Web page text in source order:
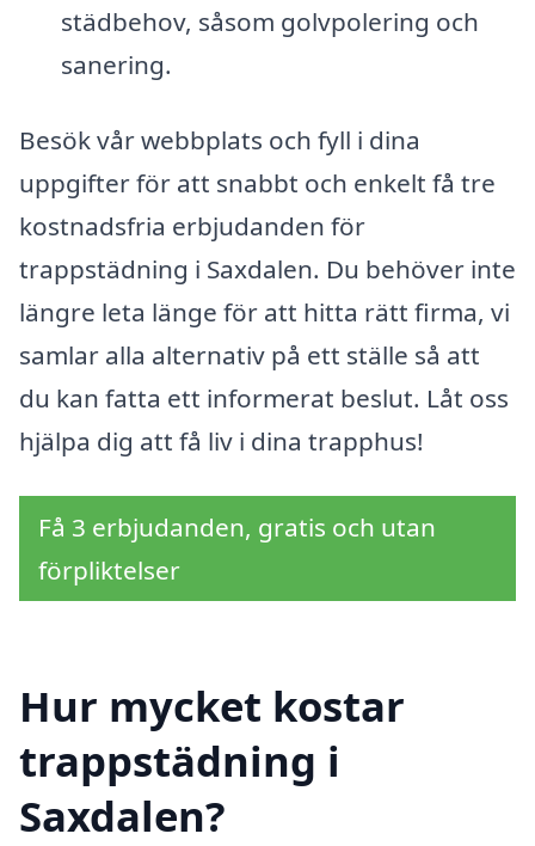
städbehov, såsom golvpolering och
sanering.
Besök vår webbplats och fyll i dina
uppgifter för att snabbt och enkelt få tre
kostnadsfria erbjudanden för
trappstädning i Saxdalen. Du behöver inte
längre leta länge för att hitta rätt firma, vi
samlar alla alternativ på ett ställe så att
du kan fatta ett informerat beslut. Låt oss
hjälpa dig att få liv i dina trapphus!
Få 3 erbjudanden, gratis och utan
förpliktelser
Hur mycket kostar
trappstädning i
Saxdalen?